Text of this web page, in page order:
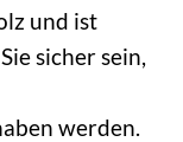
und ist
sicher sein,
werden.